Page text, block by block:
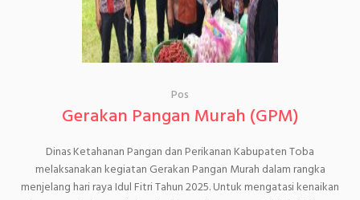
Pos
Gerakan Pangan Murah (GPM)
Dinas Ketahanan Pangan dan Perikanan Kabupaten Toba
melaksanakan kegiatan Gerakan Pangan Murah dalam rangka
menjelang hari raya Idul Fitri Tahun 2025. Untuk mengatasi kenaikan